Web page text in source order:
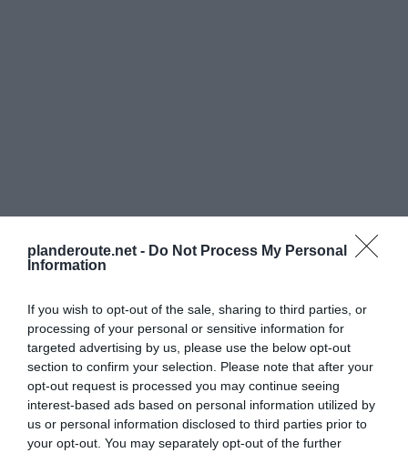
planderoute.net - Do Not Process My Personal
Information
If you wish to opt-out of the sale, sharing to third parties, or
processing of your personal or sensitive information for
targeted advertising by us, please use the below opt-out
section to confirm your selection. Please note that after your
opt-out request is processed you may continue seeing
interest-based ads based on personal information utilized by
us or personal information disclosed to third parties prior to
your opt-out. You may separately opt-out of the further